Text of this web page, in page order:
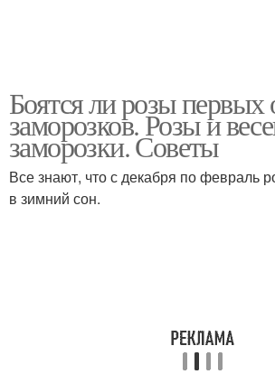
Боятся ли розы первых
заморозков. Розы и
заморозки. Советы
Все знают, что с декабря по февраль
в зимний сон.